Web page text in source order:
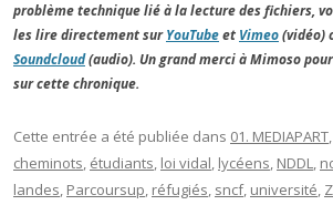
problème technique lié à la lecture des fichiers,
les lire directement surYouTubeet Vimeo(vidéo)
Soundcloud(audio). Un grand merci à Mimoso
sur cette chronique.
Cette entrée a été publiée dans 01. MEDIAPART
cheminots, étudiants, loi vidal, lycéens, NDDL,
landes, Parcoursup, réfugiés, sncf, université,